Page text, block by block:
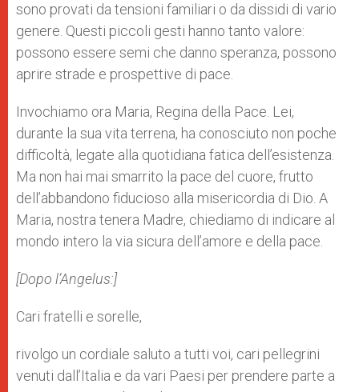
sono provati da tensioni familiari o da dissidi di vario
genere. Questi piccoli gesti hanno tanto valore:
possono essere semi che danno speranza, possono
aprire strade e prospettive di pace.
Invochiamo ora Maria, Regina della Pace. Lei,
durante la sua vita terrena, ha conosciuto non poche
difficoltà, legate alla quotidiana fatica dell’esistenza.
Ma non hai mai smarrito la pace del cuore, frutto
dell’abbandono fiducioso alla misericordia di Dio. A
Maria, nostra tenera Madre, chiediamo di indicare al
mondo intero la via sicura dell’amore e della pace.
[Dopo l’Angelus:]
Cari fratelli e sorelle,
rivolgo un cordiale saluto a tutti voi, cari pellegrini
venuti dall’Italia e da vari Paesi per prendere parte a